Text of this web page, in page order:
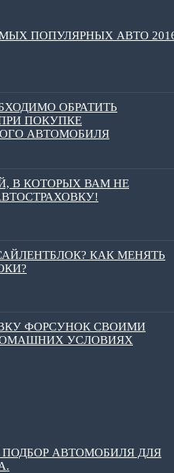
ПОПУЛЯРНЫХ АВТО
ОБРАТИТЬ
ПОКУПКЕ
АВТОМОБИЛЯ
В КОТОРЫХ ВАМ НЕ
КАК МЕНЯТЬ
ФОРСУНОК СВОИМИ
УСЛОВИЯХ
АВТОМОБИЛЯ ДЛЯ